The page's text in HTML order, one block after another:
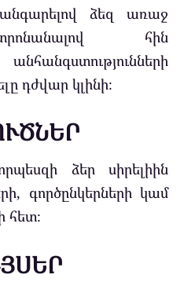
ձեզ առաջ
հին
դժվար կլինի։
ձեր սիրելիին
գործընկերների կամ
հետ։